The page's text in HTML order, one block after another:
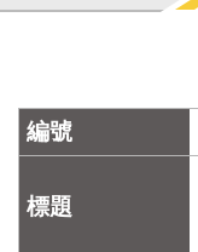
市
門
牌
合
檢